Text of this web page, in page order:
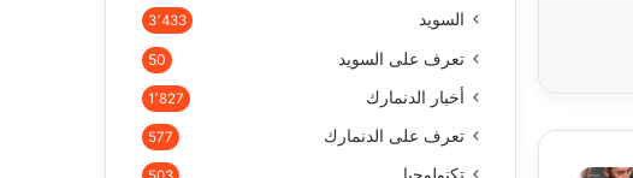
السويد 3٬433
تعرف على السويد 50
أخبار الدنمارك 1٬827
تعرف على الدنمارك 577